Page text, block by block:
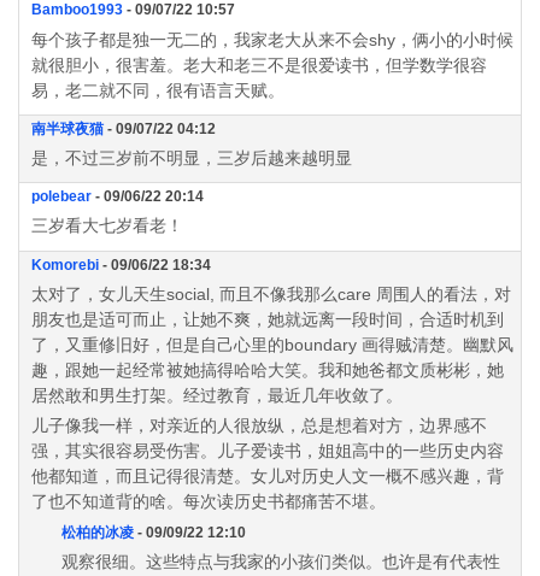
Bamboo1993 - 09/07/22 10:57
每个孩子都是独一无二的，我家老大从来不会shy，俩小的小时候
就很胆小，很害羞。老大和老三不是很爱读书，但学数学很容
易，老二就不同，很有语言天赋。
南半球夜猫 - 09/07/22 04:12
是，不过三岁前不明显，三岁后越来越明显
polebear - 09/06/22 20:14
三岁看大七岁看老！
Komorebi - 09/06/22 18:34
太对了，女儿天生social, 而且不像我那么care 周围人的看法，对
朋友也是适可而止，让她不爽，她就远离一段时间，合适时机到
了，又重修旧好，但是自己心里的boundary 画得贼清楚。幽默风
趣，跟她一起经常被她搞得哈哈大笑。我和她爸都文质彬彬，她
居然敢和男生打架。经过教育，最近几年收敛了。
儿子像我一样，对亲近的人很放纵，总是想着对方，边界感不
强，其实很容易受伤害。儿子爱读书，姐姐高中的一些历史内容
他都知道，而且记得很清楚。女儿对历史人文一概不感兴趣，背
了也不知道背的啥。每次读历史书都痛苦不堪。
松柏的冰凌 - 09/09/22 12:10
观察很细。这些特点与我家的小孩们类似。也许是有代表性